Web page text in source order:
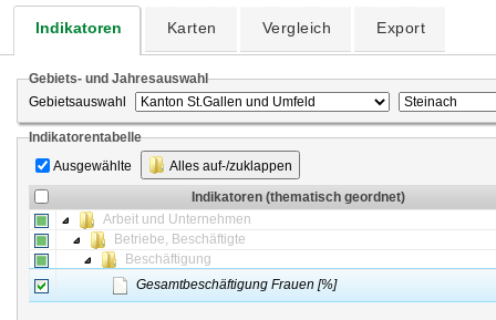
Indikatoren Karten Vergleich Export
Gebiets- und Jahresauswahl
Gebietsauswahl
Indikatorentabelle
Ausgewählte
Alles auf-/zuklappen
Indikatoren (thematisch geordnet)
Arbeit und Unternehmen
Betriebe, Beschäftigte
Beschäftigung
Gesamtbeschäftigung Frauen [%]